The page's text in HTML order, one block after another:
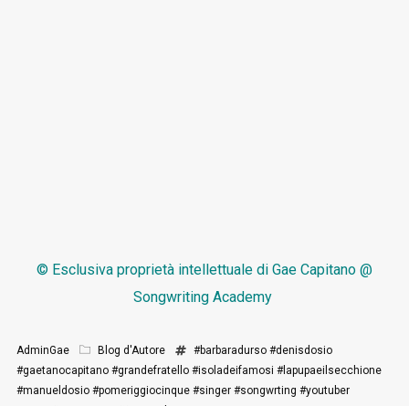
© Esclusiva proprietà intellettuale di Gae Capitano @
Songwriting Academy
AdminGae Blog d'Autore #barbaradurso #denisdosio
#gaetanocapitano #grandefratello #isoladeifamosi #lapupaeilsecchione
#manueldosio #pomeriggiocinque #singer #songwrting #youtuber